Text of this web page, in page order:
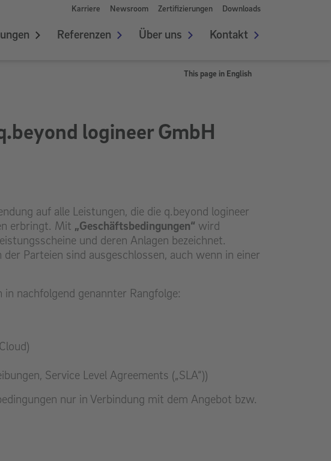
Referenzen Über uns Kontakt
Karriere Newsroom Zertifizierungen Downloads
This page in English
logineer GmbH
auf alle Leistungen, die die q.beyond logineer
erbringt. Mit „Geschäftsbedingungen“ wird
und deren Anlagen bezeichnet.
Parteien sind ausgeschlossen, auch wenn in einer
nachfolgend genannter Rangfolge:
Service Level Agreements („SLA“))
nur in Verbindung mit dem Angebot bzw.